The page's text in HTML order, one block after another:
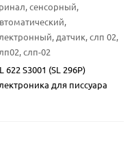
сенсорный,
датчик, слп 02,
слп-02
622 S3001 (SL 296P)
для писсуара